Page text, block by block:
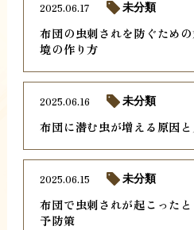
布団の虫刺されを防ぐため
境の作り方
2025.06.17 未分類
布団に潜む虫が増える原因
2025.06.16 未分類
布団で虫刺されが起こった
予防策
2025.06.15 未分類